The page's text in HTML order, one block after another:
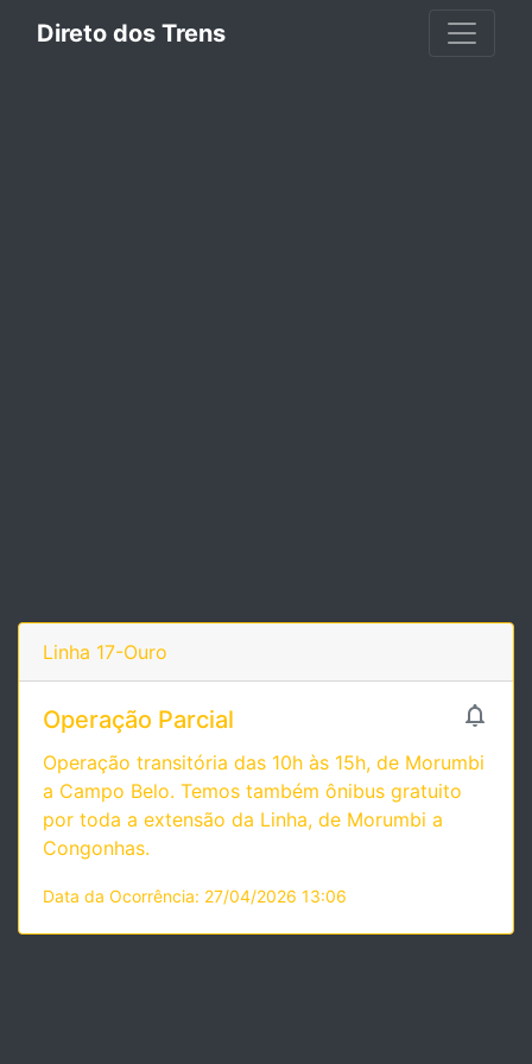
Direto dos Trens
Linha 17-Ouro

Operação Parcial
Operação transitória das 10h às 15h, de Morumbi
a Campo Belo. Temos também ônibus gratuito
por toda a extensão da Linha, de Morumbi a
Congonhas.
Data da Ocorrência: 27/04/2026 13:06